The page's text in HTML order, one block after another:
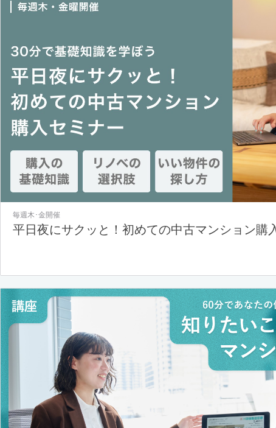
毎週木･金開催
平日夜にサクッと！初めての中古マンション購